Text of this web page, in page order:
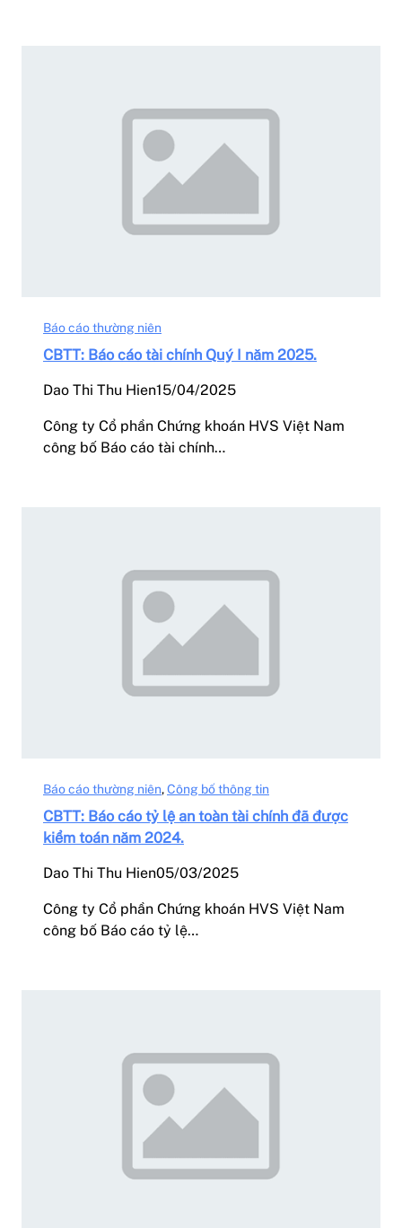
Báo cáo thường niên
CBTT: Báo cáo tài chính Quý I năm 2025.
Dao Thi Thu Hien15/04/2025
Công ty Cổ phần Chứng khoán HVS Việt Nam
công bố Báo cáo tài chính…
Báo cáo thường niên, Công bố thông tin
CBTT: Báo cáo tỷ lệ an toàn tài chính đã được
kiểm toán năm 2024.
Dao Thi Thu Hien05/03/2025
Công ty Cổ phần Chứng khoán HVS Việt Nam
công bố Báo cáo tỷ lệ…